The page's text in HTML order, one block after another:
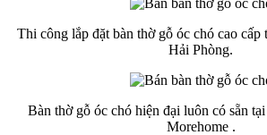
Thi công lắp đặt bàn thờ gỗ óc chó cao cấp
Hải Phòng.
Bàn thờ gỗ óc chó hiện đại luôn có sẵn
Morehome .